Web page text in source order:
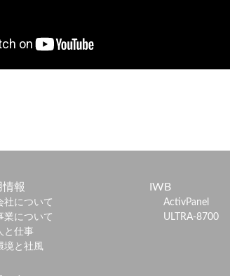
情報
社について
業について
と仕事
境と社風
IWB
ActivPanel
ULTRA-8700